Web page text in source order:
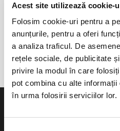
Acest site utilizează cookie-
Folosim cookie-uri pentru a
anunțurile, pentru a oferi
a analiza traficul. De
rețele sociale, de publicitate
privire la modul în care
pot combina cu alte
în urma folosirii serviciilor lor.
anunta-ma pe email cand apare urmatorul eveniment la
Constanta